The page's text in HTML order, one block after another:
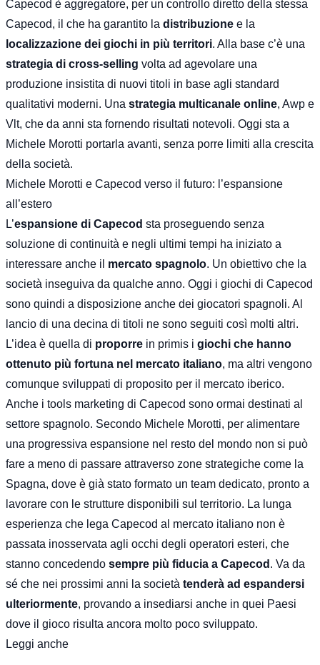
Capecod è aggregatore, per un controllo diretto della stessa
Capecod, il che ha garantito la distribuzione e la
localizzazione dei giochi in più territori. Alla base c’è una
strategia di cross-selling volta ad agevolare una
produzione insistita di nuovi titoli in base agli standard
qualitativi moderni. Una strategia multicanale online, Awp e
Vlt, che da anni sta fornendo risultati notevoli. Oggi sta a
Michele Morotti portarla avanti, senza porre limiti alla crescita
della società.
Michele Morotti e Capecod verso il futuro: l’espansione
all’estero
L’espansione di Capecod sta proseguendo senza
soluzione di continuità e negli ultimi tempi ha iniziato a
interessare anche il mercato spagnolo. Un obiettivo che la
società inseguiva da qualche anno. Oggi i giochi di Capecod
sono quindi a disposizione anche dei giocatori spagnoli. Al
lancio di una decina di titoli ne sono seguiti così molti altri.
L’idea è quella di proporre in primis i giochi che hanno
ottenuto più fortuna nel mercato italiano, ma altri vengono
comunque sviluppati di proposito per il mercato iberico.
Anche i tools marketing di Capecod sono ormai destinati al
settore spagnolo. Secondo Michele Morotti, per alimentare
una progressiva espansione nel resto del mondo non si può
fare a meno di passare attraverso zone strategiche come la
Spagna, dove è già stato formato un team dedicato, pronto a
lavorare con le strutture disponibili sul territorio. La lunga
esperienza che lega Capecod al mercato italiano non è
passata inosservata agli occhi degli operatori esteri, che
stanno concedendo sempre più fiducia a Capecod . Va da
sé che nei prossimi anni la società tenderà ad espandersi
ulteriormente, provando a insediarsi anche in quei Paesi
dove il gioco risulta ancora molto poco sviluppato.
Leggi anche